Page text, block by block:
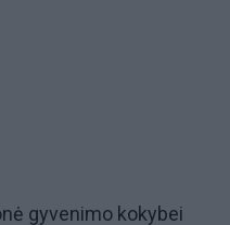
gyvenimo kokybei